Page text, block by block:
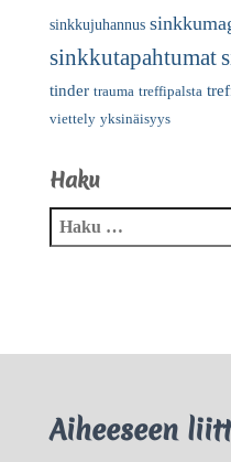
sinkkujuhannus
sinkkutapahtumat
tinder trauma treffipalsta
viettely yksinäisyys
Haku
Aiheeseen